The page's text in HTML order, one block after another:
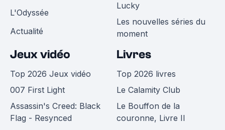
L'Odyssée
Actualité
Lucky
Les nouvelles séries du
moment
Jeux vidéo
Top 2026 Jeux vidéo
007 First Light
Assassin's Creed: Black
Flag - Resynced
Livres
Top 2026 livres
Le Calamity Club
Le Bouffon de la
couronne, Livre II